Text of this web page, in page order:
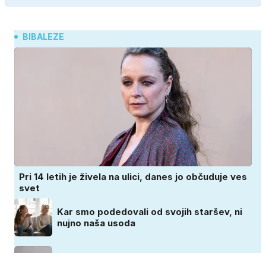
BIBALEZE
Pri 14 letih je živela na ulici, danes jo občuduje ves
svet
Kar smo podedovali od svojih staršev, ni
nujno naša usoda